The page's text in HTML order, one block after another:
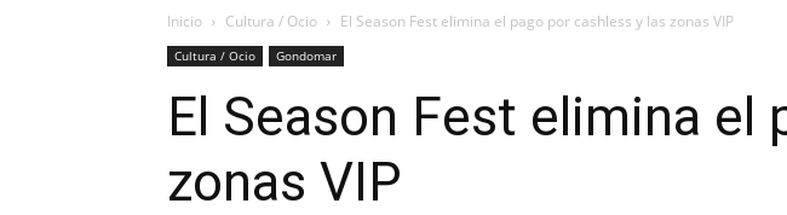
Inicio Cultura / Ocio El Season Fest elimina el pago por cashless y las zonas VIP
Cultura / Ocio Gondomar
El Season Fest elimina el
zonas VIP